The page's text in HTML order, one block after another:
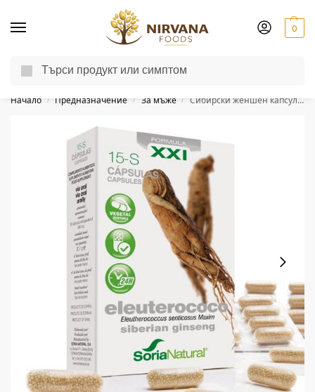
0
Доставка до другия ден за поръчки пон-пет до 13:00 ч.
Начало / Предназначение / За мъже / Сибирски женшен капсули (Елеутерокок)